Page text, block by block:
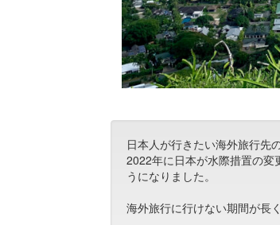
日本人が行きたい海外旅行先
2022年に日本が水際措置の変
うになりました。
海外旅行に行けない期間が長